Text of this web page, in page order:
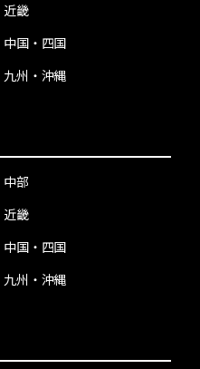
近畿
中国・四国
九州・沖縄
中部
近畿
中国・四国
九州・沖縄